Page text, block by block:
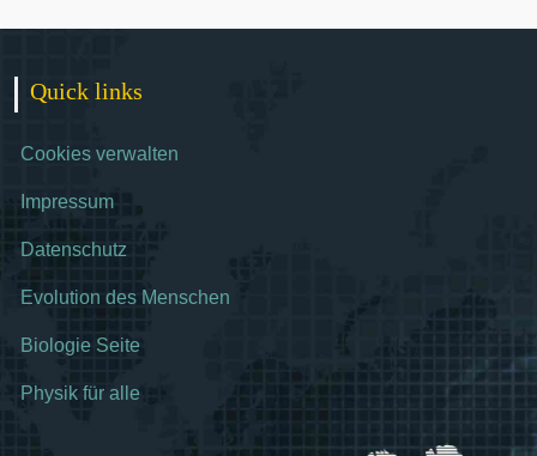
Quick links
Cookies verwalten
Impressum
Datenschutz
Evolution des Menschen
Biologie Seite
Physik für alle